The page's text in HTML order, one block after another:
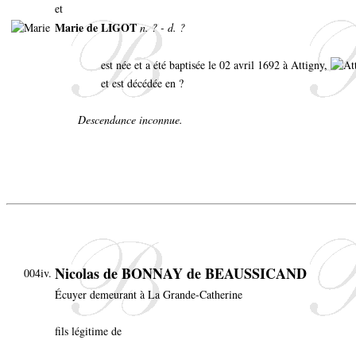
et
Marie de LIGOTn. ? - d. ?
est née et a été baptisée le 02 avril 1692 à Attigny,
et est décédée en ?
Descendance inconnue.
004iv. Nicolas de BONNAY de BEAUSSICAND
Écuyer demeurant à La Grande-Catherine
fils légitime de